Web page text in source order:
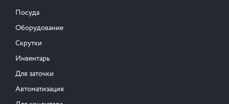
Посуда
Оборудование
Скрутки
Инвентарь
Для заточки
Автоматизация